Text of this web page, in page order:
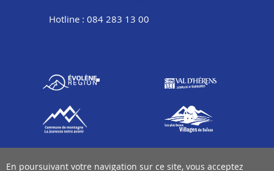
Hotline : 084 283 13 00
En poursuivant votre navigation sur ce site, vous acceptez